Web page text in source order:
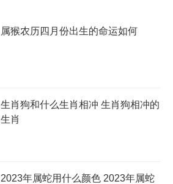
属猴农历四月份出生的命运如何
生肖狗和什么生肖相冲 生肖狗相冲的
生肖
2023年属蛇用什么颜色 2023年属蛇